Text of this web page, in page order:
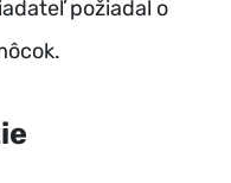
požiadal o